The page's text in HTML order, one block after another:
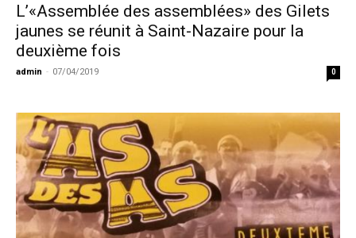
L’«Assemblée des assemblées» des Gilets
jaunes se réunit à Saint-Nazaire pour la
deuxième fois
admin - 07/04/2019 0